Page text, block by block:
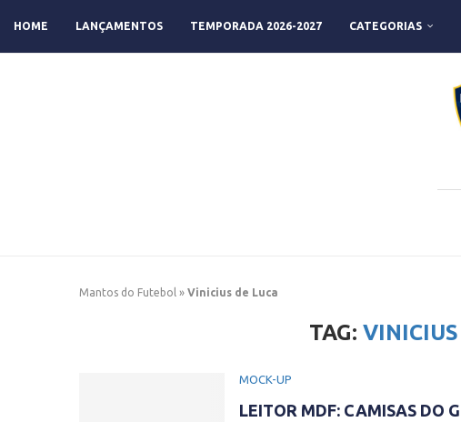
HOME LANÇAMENTOS TEMPORADA 2026-2027 CATEGORIAS
Mantos do Futebol » Vinicius de Luca
TAG:
MOCK-UP
LEITOR MDF: CAMISAS DO